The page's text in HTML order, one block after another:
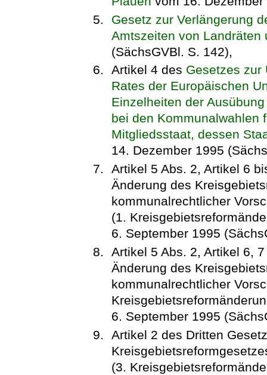
Gesetz zur Verlängerung
Amtszeiten von Landräten
(SächsGVBl. S. 142),
Artikel 4 des Gesetzes zur
Rates der Europäischen
Einzelheiten der
bei den Kommunalwahlen
Mitgliedsstaat, dessen
14. Dezember 1995
Artikel 5 Abs. 2, Artikel 6
Änderung des
kommunalrechtlicher
(1.
6. September 1995
Artikel 5 Abs. 2, Artikel 6,
Änderung des
kommunalrechtlicher
6. September 1995
Artikel 2 des Dritten
(3.